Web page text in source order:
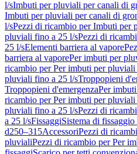
l/sImbuti per pluviali per canali di
Imbuti per pluviali per canali di
l/sPezzi di ricambio per Imbuti per
pluviali fino a 25 l/sPezzi di
25 l/sElementi barriera al vapore
barriera al vaporePer imbuti per
ricambio per Per imbuti per
pluviali fino a 25 l/sTroppopieni
Troppopieni d'emergenzaPer
ricambio per Per imbuti per
pluviali fino a 25 l/sPezzi di
a 25 l/sFissaggiSistema di
d250–315AccessoriPezzi di
pluvialiPezzi di ricambio per Per